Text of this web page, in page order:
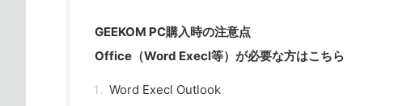
GEEKOM PC購入時の注意点
Office（Word Execl等）が必要な方はこちら
Word Execl Outlook